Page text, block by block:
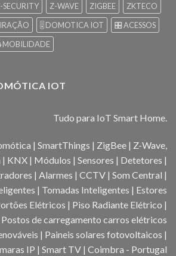
SECURITY Z-WAVE ZIGBEE
ZKTECO
🎚️ DOMOTICA IOT
🎛️ ACESSOS
MOBILIDADE
IOT
Tudo para IoT Smart Home.
| SmartThings | ZigBee | Z-Wave,
KNX | Módulos | Sensores | Detetores |
| Alarmes | CCTV | Som Central |
| Tomadas Inteligentes | Estores
Elétricos | Piso Radiante Elétrico |
de carregamento carros elétricos
| Paineis solares fotovoltaicos |
IP | Smart TV | Coimbra - Portugal